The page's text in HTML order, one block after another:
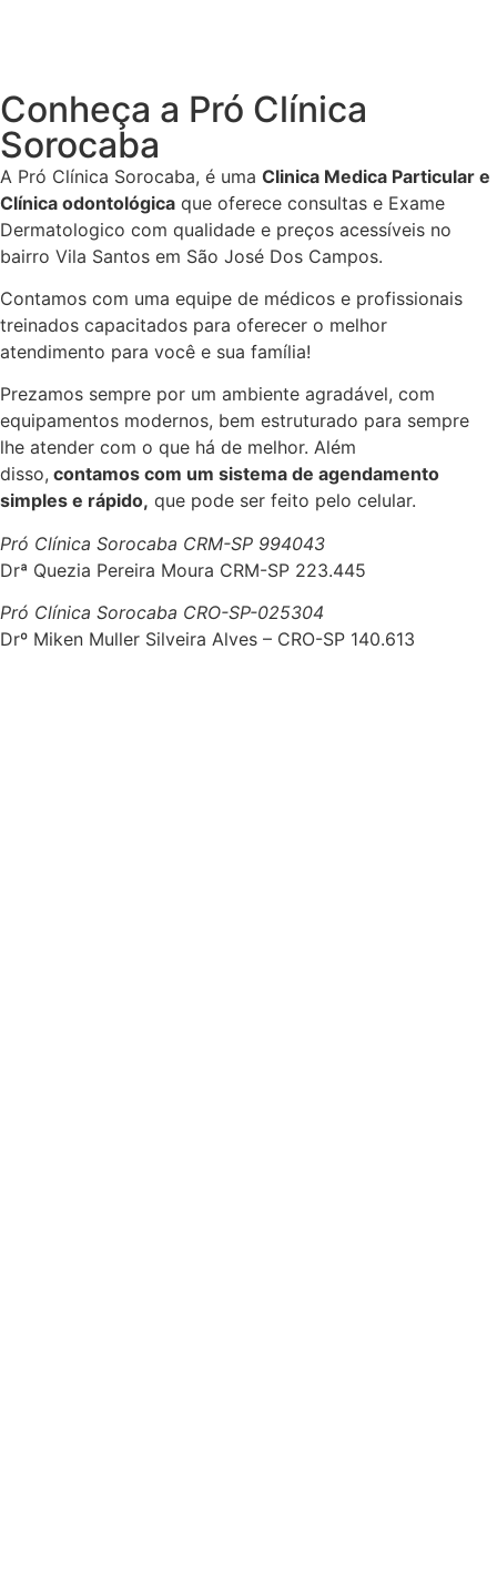
Conheça a Pró Clínica
Sorocaba
A Pró Clínica Sorocaba, é uma Clinica Medica Particular e
Clínica odontológica que oferece consultas e Exame
Dermatologico com qualidade e preços acessíveis no
bairro Vila Santos em São José Dos Campos.
Contamos com uma equipe de médicos e profissionais
treinados capacitados para oferecer o melhor
atendimento para você e sua família!
Prezamos sempre por um ambiente agradável, com
equipamentos modernos, bem estruturado para sempre
lhe atender com o que há de melhor. Além
disso, contamos com um sistema de agendamento
simples e rápido, que pode ser feito pelo celular.
Pró Clínica Sorocaba CRM-SP 994043
Drª Quezia Pereira Moura CRM-SP 223.445
Pró Clínica Sorocaba CRO-SP-025304
Drº Miken Muller Silveira Alves – CRO-SP 140.613